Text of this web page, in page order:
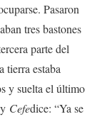
Pasaron
tres bastones
parte del
tierra estaba
y suelta el último
Cefedice: “Ya se